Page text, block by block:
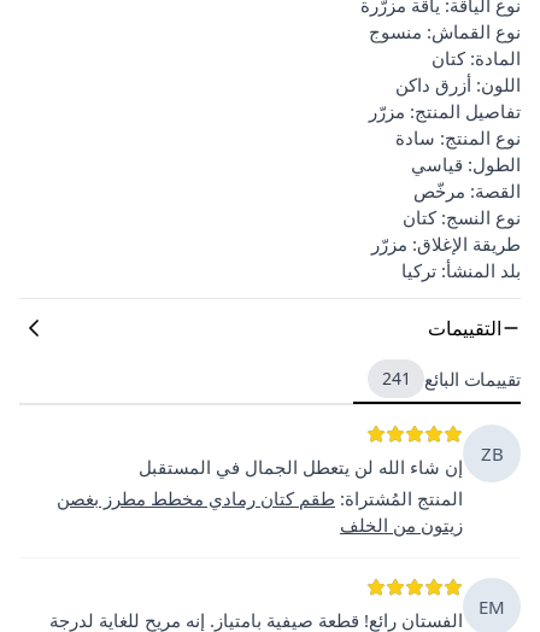
نوع القماش: منسوج
المادة: كتان
اللون: أزرق داكن
تفاصيل المنتج: مزرّر
نوع المنتج: سادة
الطول: قياسي
القصة: مرخّص
نوع النسج: كتان
طريقة الإغلاق: مزرّر
بلد المنشأ: تركيا
التقييمات
تقييمات البائع 241
ZB
إن شاء الله لن يتعطل الجمال في المستقبل
المنتج المُشتراة: طقم كتان رمادي مخطط مطرز بغصن
زيتون من الخلف
EM
الفستان رائع! قطعة صيفية بامتياز. إنه مريح للغاية لدرجة